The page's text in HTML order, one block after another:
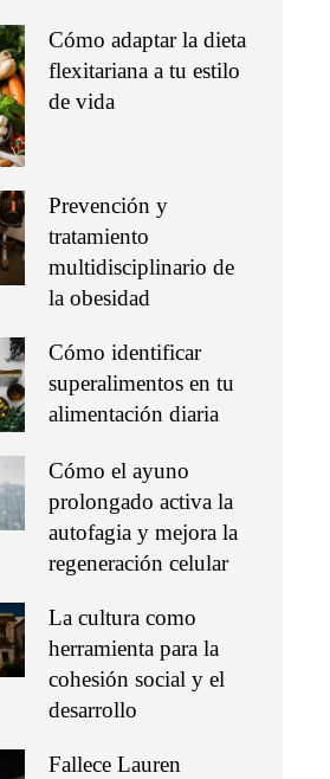
Cómo adaptar la dieta
flexitariana a tu estilo
de vida
Prevención y
tratamiento
multidisciplinario de
la obesidad
Cómo identificar
superalimentos en tu
alimentación diaria
Cómo el ayuno
prolongado activa la
autofagia y mejora la
regeneración celular
La cultura como
herramienta para la
cohesión social y el
desarrollo
Fallece Lauren